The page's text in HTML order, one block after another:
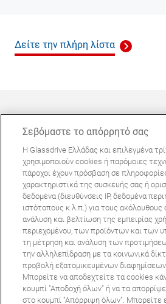
Δείτε την πλήρη λίστα
ΜΠΟΡΕΊ ΝΑ ΣΑΣ ΕΝΔΙΑΦΈΡΕΙ
Συχνές ερωτήσεις
Σχετικά με εμάς
Πανευρωπαϊκό δίκτυο
Όροι Χρήσης ΙστοτόπουΠολιτική
© Copyright 2024 Glassdrive. All rights
Σεβόμαστε το απόρρητό σας
Η Glassdrive Ελλάδας και επιλεγμένα
χρησιμοποιούν cookies ή παρόμοιες
πάροχοι έχουν πρόσβαση σε
χαρακτηριστικά της συσκευής σας ή
δεδομένα (διευθύνσεις IP, δεδομένα
ιστότοπους κ.λ.π.) για τους ακόλουθους
ανάλυση και βελτίωση της εμπειρίας
περιεχομένου, των προϊόντων και των
τη μέτρηση και ανάλυση των
την αλληλεπίδραση με τα κοινωνικά
προβολή εξατομικευμένων διαφημίσεων
Μπορείτε να αποδεχτείτε τα cookies
κουμπί "Αποδοχή όλων" ή να τα
στο κουμπί "Απόρριψη όλων". Μπορείτε